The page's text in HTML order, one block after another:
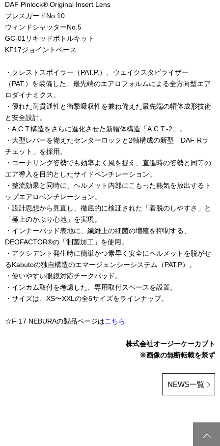
DAF Pinlock® Original Insert Lens
ブレスガードNo.10
ウィンドシャッターNo.5
GC-01リキッドボトルキット
KF17ジョイントベース
・クレストスポイラー（PAT.P.）、ウェイクスタビライザー
（PAT.）を装備した、最先端のエアロフォルムによる全方向型エア
ロダイナミクス。
・優れた耐貫通性と衝撃吸収性を兼ね備えた最先端の帽体成形技術
と安全設計。
・A.C.T.構造をさらに進化させた新帽体構造「A.C.T.-2」。
・大型レバーを備えたセンターロックと2軸構成の新型「DAF-Rラ
チェット」を採用。
・コーナリング姿勢でも効率よく風を捉え、直進時の姿勢と同等の
エア導入を目的としたサイドベンチレーション。
・整流効果と同時に、ヘルメット内部にこもった熱気を放出するト
ップエアロベンチレーション。
・設計思想から見直し、徹底的に検証された「着脱のしやすさ」と
「極上のかぶり心地」を実現。
・インナーパッド表地に、繊維上の細菌の増殖を抑制する、
DEOFACTOR®の「制菌加工」を使用。
・アクシデント発生時に簡単かつ素早く安全にヘルメットを脱がせ
るKabutoの独自構造のエマージェンシーシステム（PAT.P）。
・使いやすい眼鏡対応チークパッド。
・インカム取付を考慮した、専用取付スペースを設置。
・サイズは、XS〜XXLの全6サイズをラインナップ。
☆F-17 NEBURAの製品ページはこちら
株式会社オージーケーカブト
※画像の無断転載を禁ず
NEWS一覧